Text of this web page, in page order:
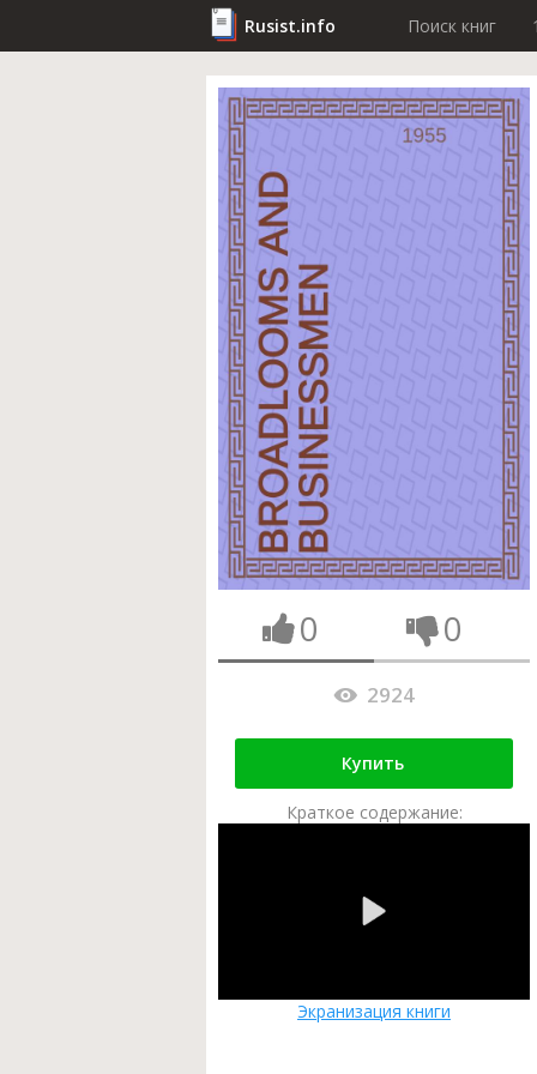
Rusist.info Поиск книг
0 0
2924
Купить
Краткое содержание:
Экранизация книги